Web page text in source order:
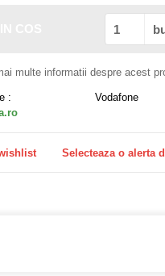
multe informatii despre acest
: Vodafone
Selecteaza o alerta